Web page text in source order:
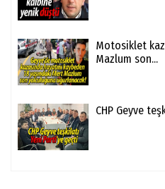
Motosiklet
Mazlum son...
CHP Geyve